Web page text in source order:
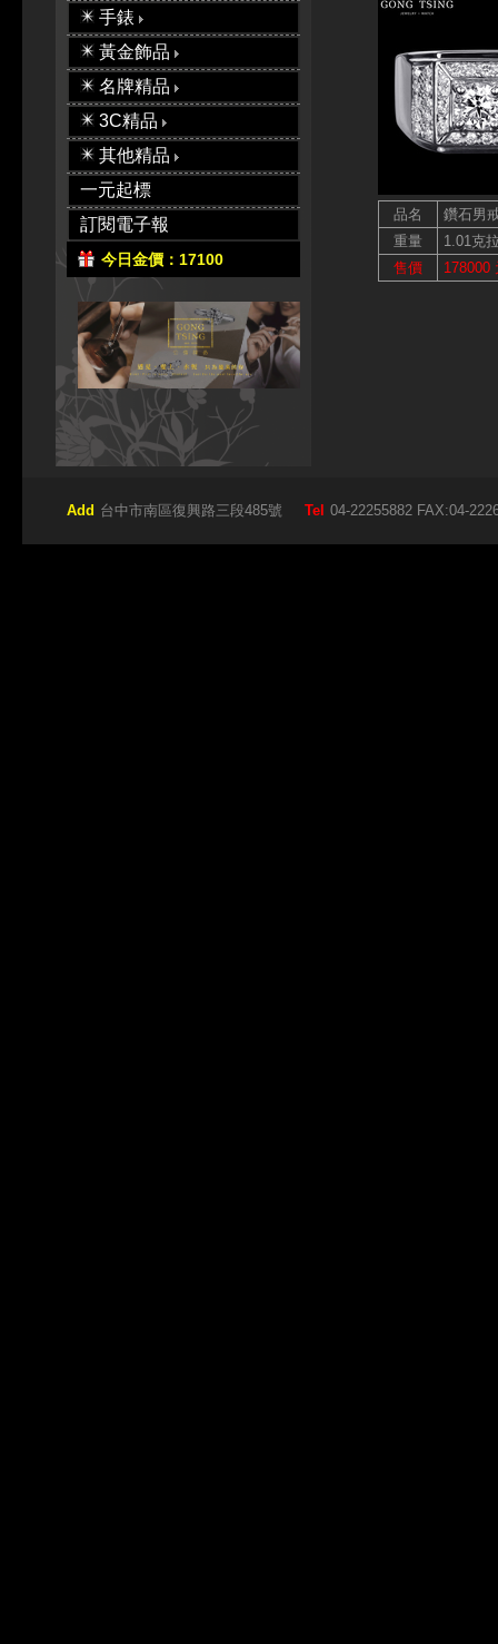
手錶
黃金飾品
名牌精品
3C精品
其他精品
一元起標
訂閱電子報
今日金價：17100
品名
鑽石男
重量
1.01克
售價
178000
Add 台中市南區復興路三段485號 Tel 04-22255882 FAX:04-